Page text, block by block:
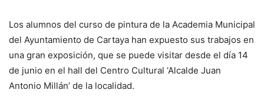
Los alumnos del curso de pintura de la Academia Municipal
del Ayuntamiento de Cartaya han expuesto sus trabajos en
una gran exposición, que se puede visitar desde el día 14
de junio en el hall del Centro Cultural ‘Alcalde Juan
Antonio Millán’ de la localidad.